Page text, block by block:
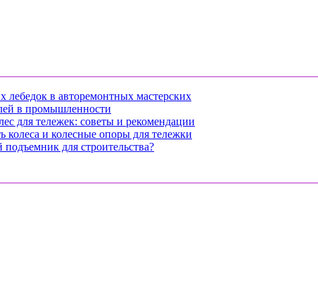
лебедок в авторемонтных мастерских
в промышленности
для тележек: советы и рекомендации
колеса и колесные опоры для тележки
для строительства?